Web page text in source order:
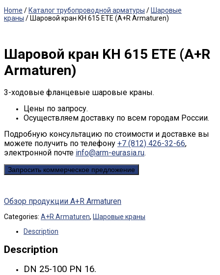
Home / Каталог трубопроводной арматуры / Шаровые
краны / Шаровой кран KH 615 ETE (A+R Armaturen)
Шаровой кран KH 615 ETE (A+R
Armaturen)
3-ходовые фланцевые шаровые краны.
Цены по запросу.
Осуществляем доставку по всем городам России.
Подробную консультацию по стоимости и доставке вы
можете получить по телефону +7 (812) 426-32-66,
электронной почте info@arm-eurasia.ru.
Запросить коммерческое предложение
Обзор продукции A+R Armaturen
Categories: A+R Armaturen, Шаровые краны
Description
Description
DN 25-100 PN 16.